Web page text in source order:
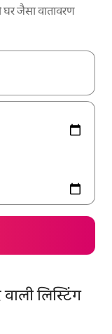
जैसा वातावरण
का इस्तेमाल करके नेविगेट
लिस्टिंग